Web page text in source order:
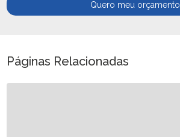
Quero meu orçamento
Páginas Relacionadas